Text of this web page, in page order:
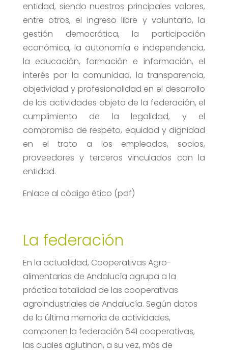
entidad, siendo nuestros principales valores,
entre otros, el ingreso libre y voluntario, la
gestión democrática, la participación
económica, la autonomía e independencia,
la educación, formación e información, el
interés por la comunidad, la transparencia,
objetividad y profesionalidad en el desarrollo
de las actividades objeto de la federación, el
cumplimiento de la legalidad, y el
compromiso de respeto, equidad y dignidad
en el trato a los empleados, socios,
proveedores y terceros vinculados con la
entidad.
Enlace al código ético (pdf)
La federación
En la actualidad, Cooperativas Agro-
alimentarias de Andalucía agrupa a la
práctica totalidad de las cooperativas
agroindustriales de Andalucía. Según datos
de la última memoria de actividades,
componen la federación 641 cooperativas,
las cuales aglutinan, a su vez, más de